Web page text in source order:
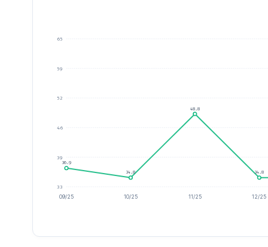
33
39
46
52
59
65
09/25 10/25 11/25 12/25
36.9
34.8
48.8
34.8